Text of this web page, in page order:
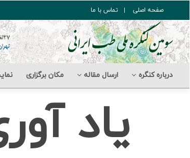
صفحه اصلی تماس با ما
درباره کنگره ارسال مقاله مکان برگزاری
یاد